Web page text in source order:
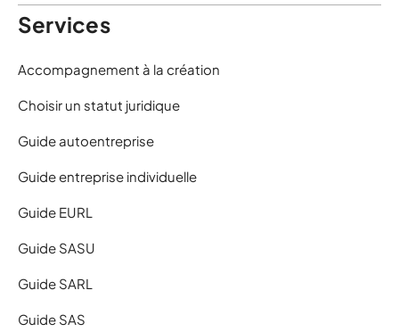
Services
Accompagnement à la création
Choisir un statut juridique
Guide autoentreprise
Guide entreprise individuelle
Guide EURL
Guide SASU
Guide SARL
Guide SAS